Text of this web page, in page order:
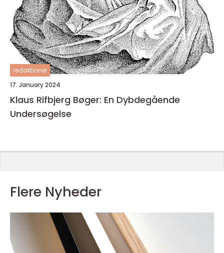
redaktionel
17. January 2024
Klaus Rifbjerg Bøger: En Dybdegående
Undersøgelse
Flere Nyheder